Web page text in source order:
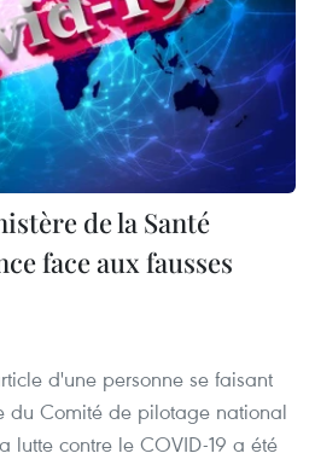
de la Santé
face aux fausses
d'une personne se faisant
du Comité de pilotage national
lutte contre le COVID-19 a été